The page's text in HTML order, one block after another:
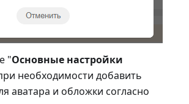
"Основные настройки
необходимости добавить
аватара и обложки согласно